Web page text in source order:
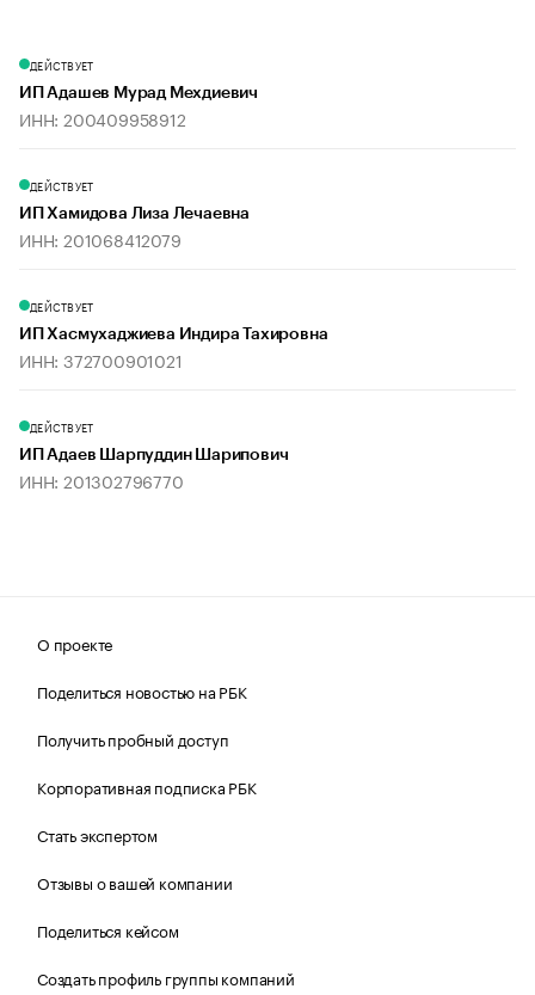
ДЕЙСТВУЕТ
ИП Адашев Мурад Мехдиевич
ИНН: 200409958912
ДЕЙСТВУЕТ
ИП Хамидова Лиза Лечаевна
ИНН: 201068412079
ДЕЙСТВУЕТ
ИП Хасмухаджиева Индира Тахировна
ИНН: 372700901021
ДЕЙСТВУЕТ
ИП Адаев Шарпуддин Шарипович
ИНН: 201302796770
О проекте
Поделиться новостью на РБК
Получить пробный доступ
Корпоративная подписка РБК
Стать экспертом
Отзывы о вашей компании
Поделиться кейсом
Создать профиль группы компаний